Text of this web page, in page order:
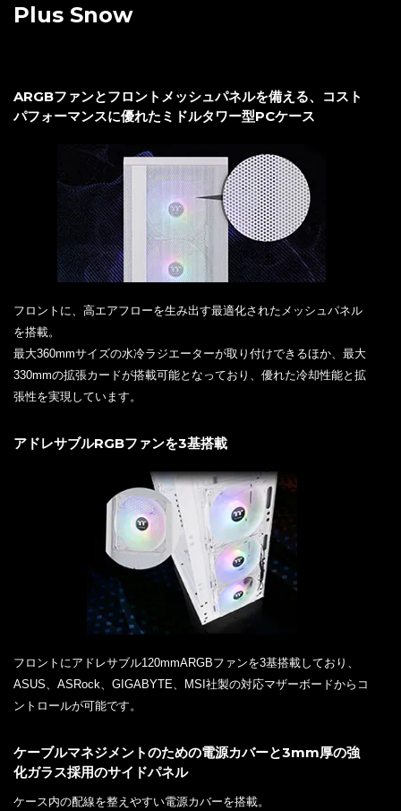
Plus Snow
ARGBファンとフロントメッシュパネルを備える、コスト
パフォーマンスに優れたミドルタワー型PCケース
フロントに、高エアフローを生み出す最適化されたメッシュパネル
を搭載。
最大360mmサイズの水冷ラジエーターが取り付けできるほか、最大
330mmの拡張カードが搭載可能となっており、優れた冷却性能と拡
張性を実現しています。
アドレサブルRGBファンを3基搭載
フロントにアドレサブル120mmARGBファンを3基搭載しており、
ASUS、ASRock、GIGABYTE、MSI社製の対応マザーボードからコ
ントロールが可能です。
ケーブルマネジメントのための電源カバーと3mm厚の強
化ガラス採用のサイドパネル
ケース内の配線を整えやすい電源カバーを搭載。